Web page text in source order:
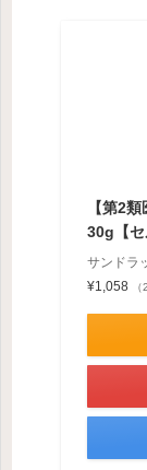
【第2
30g【セ
サンドラ
¥1,058